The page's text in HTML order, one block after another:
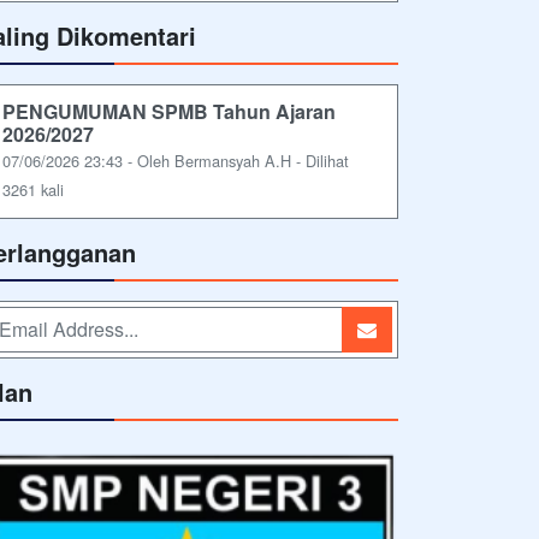
Dikomentari
PENGUMUMAN SPMB Tahun Ajaran
2026/2027
07/06/2026 23:43 - Oleh Bermansyah A.H - Dilihat
3261 kali